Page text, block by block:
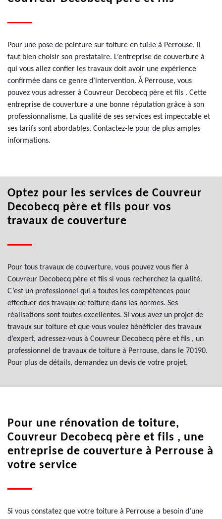
Pour une pose de peinture sur toiture en tui:le à Perrouse, il
faut bien choisir son prestataire. L’entreprise de couverture à
qui vous allez confier les travaux doit avoir une expérience
confirmée dans ce genre d’intervention. À Perrouse, vous
pouvez vous adresser à Couvreur Decobecq père et fils . Cette
entreprise de couverture a une bonne réputation grâce à son
professionnalisme. La qualité de ses services est impeccable et
ses tarifs sont abordables. Contactez-le pour de plus amples
informations.
Optez pour les services de Couvreur
Decobecq père et fils pour vos
travaux de couverture
Pour tous travaux de couverture, vous pouvez vous fier à
Couvreur Decobecq père et fils si vous recherchez la qualité.
C’est un professionnel qui a toutes les compétences pour
effectuer des travaux de toiture dans les normes. Ses
réalisations sont toutes excellentes. Si vous avez un projet de
travaux sur toiture et que vous voulez bénéficier des travaux
d’expert, adressez-vous à Couvreur Decobecq père et fils , un
professionnel de travaux de toiture à Perrouse, dans le 70190.
Pour plus de détails, demandez un devis de votre projet.
Pour une rénovation de toiture,
Couvreur Decobecq père et fils , une
entreprise de couverture à Perrouse à
votre service
Si vous constatez que votre toiture à Perrouse a besoin d’une